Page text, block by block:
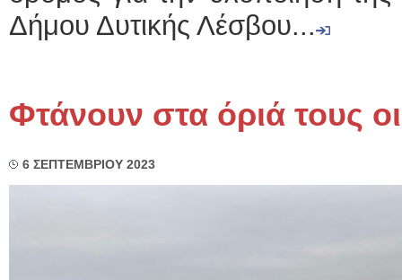
Δήμου Δυτικής Λέσβου...
Φτάνουν στα όριά τους
6 ΣΕΠΤΕΜΒΡΙΟΥ 2023